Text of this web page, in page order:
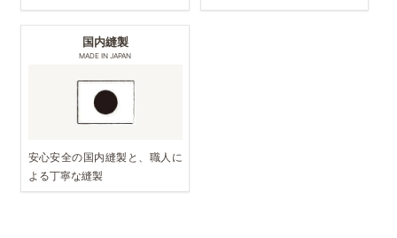
国内縫製
MADE IN JAPAN
安心安全の国内縫製と、職人に
よる丁寧な縫製